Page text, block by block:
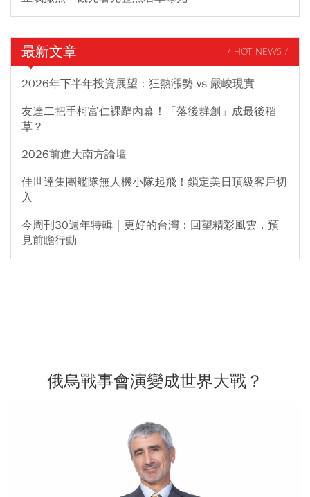
最新文章 / HOT NEWS /
2026年下半年投資展望：狂熱漲勢 vs 嚴峻現實
友達二把手柯富仁裸辭內幕！「落後群創」成最後稻
草？
2026前進大南方論壇
佳世達集團艦隊無人機小隊起飛！鎖定美日頂級客戶切
入
今周刊30週年特輯｜更好的台灣：回望精彩風雲，預
見前瞻行動
俄烏戰事會演變成世界大戰？